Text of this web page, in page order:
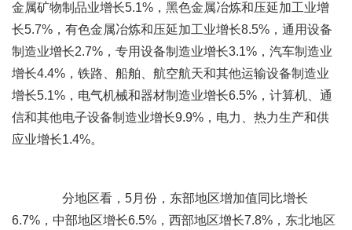
金属矿物制品业增长5.1%，黑色金属冶炼和压延加工业增
长5.7%，有色金属冶炼和压延加工业增长8.5%，通用设备
制造业增长2.7%，专用设备制造业增长3.1%，汽车制造业
增长4.4%，铁路、船舶、航空航天和其他运输设备制造业
增长5.1%，电气机械和器材制造业增长6.5%，计算机、通
信和其他电子设备制造业增长9.9%，电力、热力生产和供
应业增长1.4%。
分地区看，5月份，东部地区增加值同比增长
6.7%，中部地区增长6.5%，西部地区增长7.8%，东北地区